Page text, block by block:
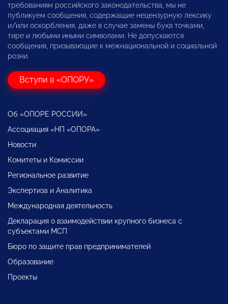
требованиям российского законодательства, мы не
публикуем сообщения, содержащие нецензурную лексику
и/или оскорбления, даже в случае замены букв точками,
тире и любыми иными символами. Не допускаются
сообщения, призывающие к межнациональной и социальной
розни.
Вступи в «ОПОРУ»
Об «ОПОРЕ РОССИИ»
Ассоциация «НП «ОПОРА»
Новости
Комитеты и Комиссии
Региональное развитие
Экспертиза и Аналитика
Международная деятельность
Декларация о взаимодействии крупного бизнеса с
субъектами МСП
Бюро по защите прав предпринимателей
Образование
Проекты